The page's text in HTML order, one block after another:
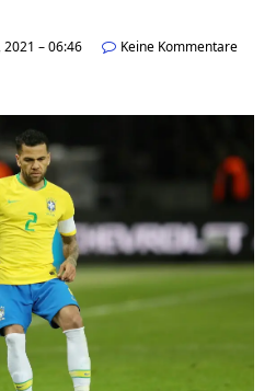
2021 – 06:46 Keine Kommentare